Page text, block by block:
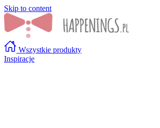
Skip to content
Wszystkie produkty
Inspiracje